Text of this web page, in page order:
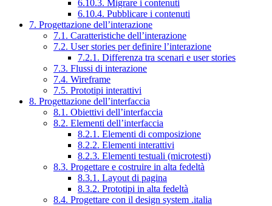
6.10.3. Migrare i contenuti
6.10.4. Pubblicare i contenuti
7. Progettazione dell’interazione
7.1. Caratteristiche dell’interazione
7.2. User stories per definire l’interazione
7.2.1. Differenza tra scenari e user stories
7.3. Flussi di interazione
7.4. Wireframe
7.5. Prototipi interattivi
8. Progettazione dell’interfaccia
8.1. Obiettivi dell’interfaccia
8.2. Elementi dell’interfaccia
8.2.1. Elementi di composizione
8.2.2. Elementi interattivi
8.2.3. Elementi testuali (microtesti)
8.3. Progettare e costruire in alta fedeltà
8.3.1. Layout di pagina
8.3.2. Prototipi in alta fedeltà
8.4. Progettare con il design system .italia